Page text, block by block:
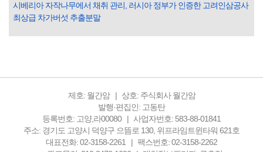
시베리아 자작나무에서 채취 관리, 러시아 정부가 인증한 고려인삼공사
최상급 차가버섯 추출분말
제호: 월간암
상호: 주식회사 월간암
발행·편집인: 고동탄
등록번호: 고양,라00080
사업자번호: 583-88-01841
주소: 경기도 고양시 덕양구 으뜸로 130, 위프라임트윈타워 621호
대표전화: 02-3158-2261
팩스번호: 02-3158-2262